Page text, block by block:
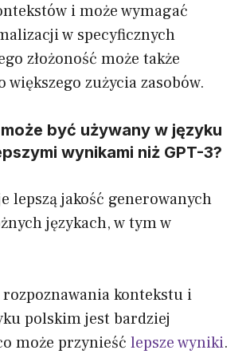
i może wymagać
w specyficznych
złożoność może także
większego zużycia zasobów.
być używany w języku
wynikami niż GPT-3?
lepszą jakość generowanych
językach, w tym w
kontekstu i
polskim jest bardziej
może przynieść lepsze wyniki.